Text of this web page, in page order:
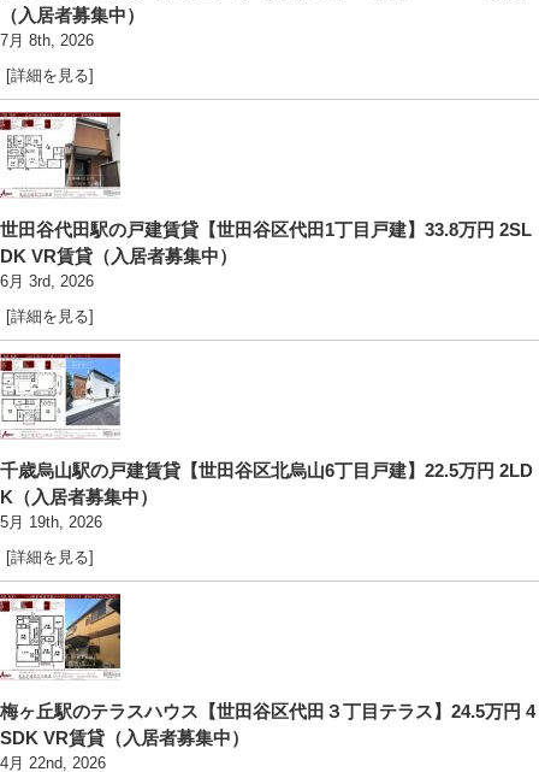
（入居者募集中）
7月 8th, 2026
[詳細を見る]
世田谷代田駅の戸建賃貸【世田谷区代田1丁目戸建】33.8万円 2SL
DK VR賃貸（入居者募集中）
6月 3rd, 2026
[詳細を見る]
千歳烏山駅の戸建賃貸【世田谷区北烏山6丁目戸建】22.5万円 2LD
K（入居者募集中）
5月 19th, 2026
[詳細を見る]
梅ヶ丘駅のテラスハウス【世田谷区代田３丁目テラス】24.5万円 4
SDK VR賃貸（入居者募集中）
4月 22nd, 2026